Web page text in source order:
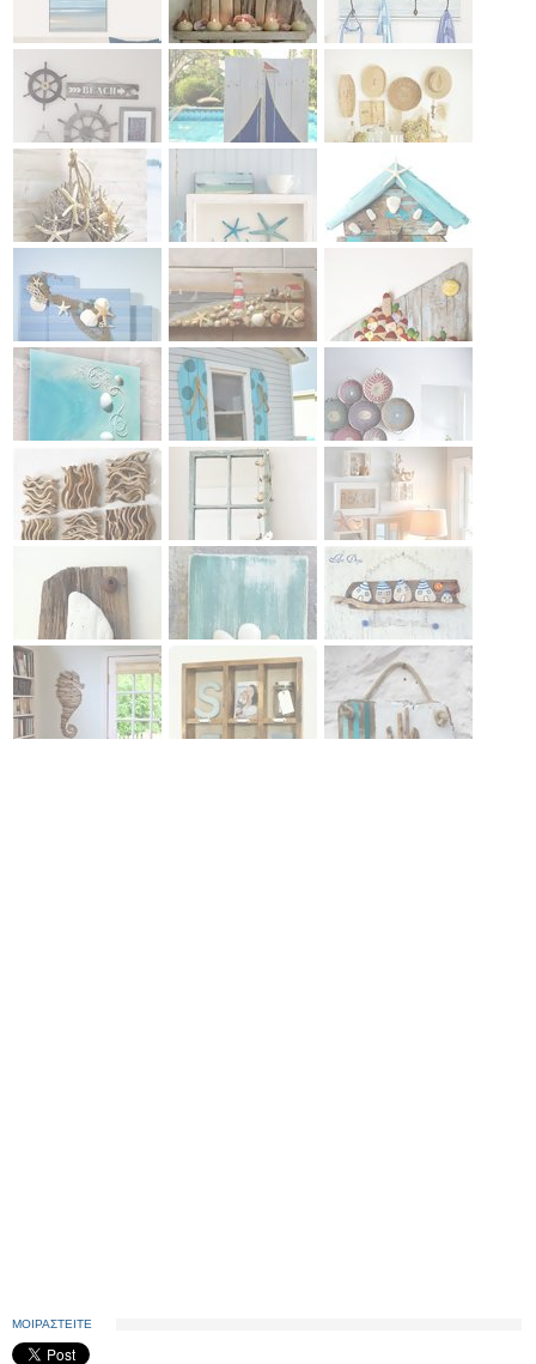
ΜΟΙΡΑΣΤΕΙΤΕ